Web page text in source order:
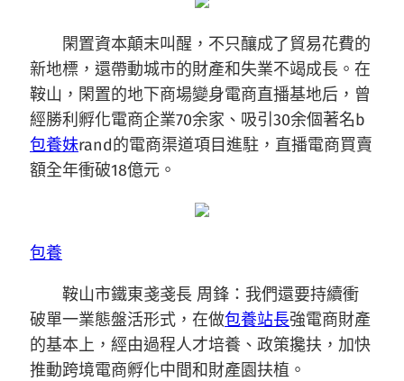
閑置資本顛末叫醒，不只釀成了貿易花費的
新地標，還帶動城市的財產和失業不竭成長。在
鞍山，閑置的地下商場變身電商直播基地后，曾
經勝利孵化電商企業70余家、吸引30余個著名b
包養妹rand的電商渠道項目進駐，直播電商買賣
額全年衝破18億元。
包養
鞍山市鐵東戔戔長 周鋒：我們還要持續衝
破單一業態盤活形式，在做包養站長強電商財產
的基本上，經由過程人才培養、政策攙扶，加快
推動跨境電商孵化中間和財產園扶植。